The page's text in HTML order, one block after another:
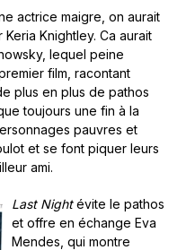
actrice maigre, on aurait
Knightley. Ca aurait
lequel peine
film, racontant
plus en plus de pathos
toujours une fin à la
pauvres et
et se font piquer leurs
ami.
Last Nightévite le pathos
et offre en échange Eva
Mendes, qui montre